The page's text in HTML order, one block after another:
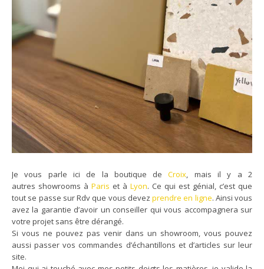
Je vous parle ici de la boutique deCroix, mais il y a 2
autres showrooms à Paris et à Lyon. Ce qui est génial, c’est que
tout se passe sur Rdv que vous devez prendre en ligne. Ainsi vous
avez la garantie d’avoir un conseiller qui vous accompagnera sur
votre projet sans être dérangé.
Si vous ne pouvez pas venir dans un showroom, vous pouvez
aussi passer vos commandes d’échantillons et d’articles sur leur
site.